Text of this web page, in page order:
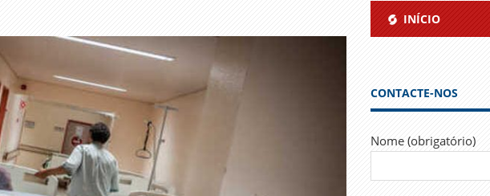
INÍCIO
CONTACTE-NOS
Nome (obrigatório)